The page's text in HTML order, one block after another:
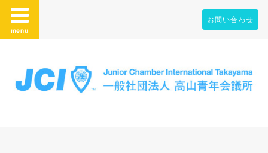
menu
お問い合わせ